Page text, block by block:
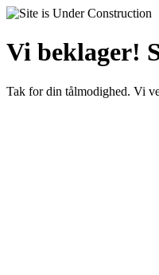
Vi beklager!
Tak for din tålmodighed. Vi